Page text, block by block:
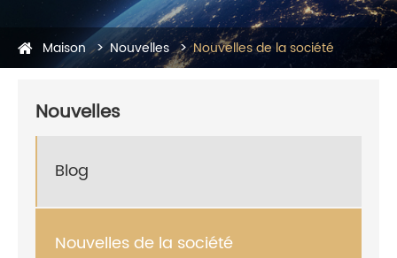
Maison Nouvelles Nouvelles de la société
Nouvelles
Blog
Nouvelles de la société